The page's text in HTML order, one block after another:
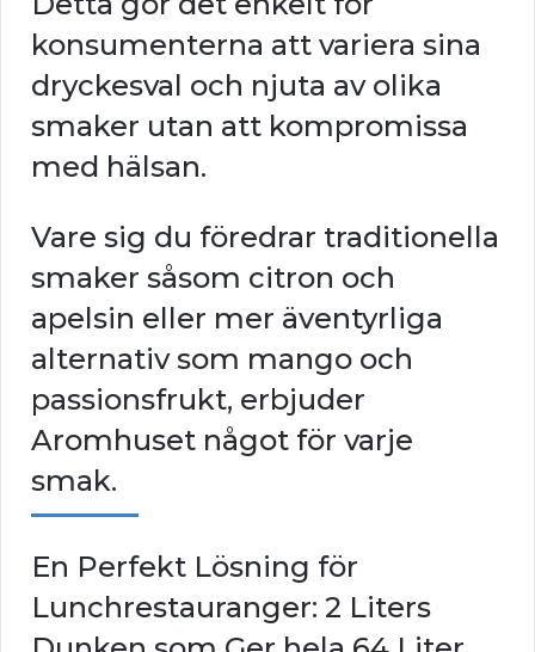
konsumenterna att variera sina
dryckesval och njuta av olika
smaker utan att kompromissa
med hälsan.
Vare sig du föredrar traditionella
smaker såsom citron och
apelsin eller mer äventyrliga
alternativ som mango och
passionsfrukt, erbjuder
Aromhuset något för varje
smak.
En Perfekt Lösning för
Lunchrestauranger: 2 Liters